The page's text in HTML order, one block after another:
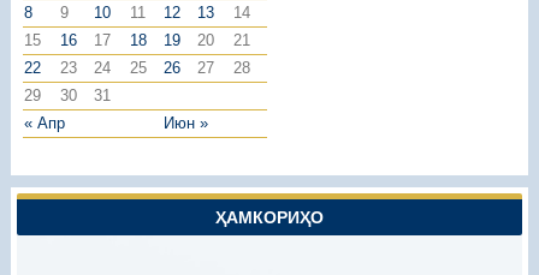
« Апр Июн »
8
9 10 11 12 13
14
15
16 17 18 19 20
21
22
23 24 25 26 27
28
29
30 31
ҲАМКОРИҲО